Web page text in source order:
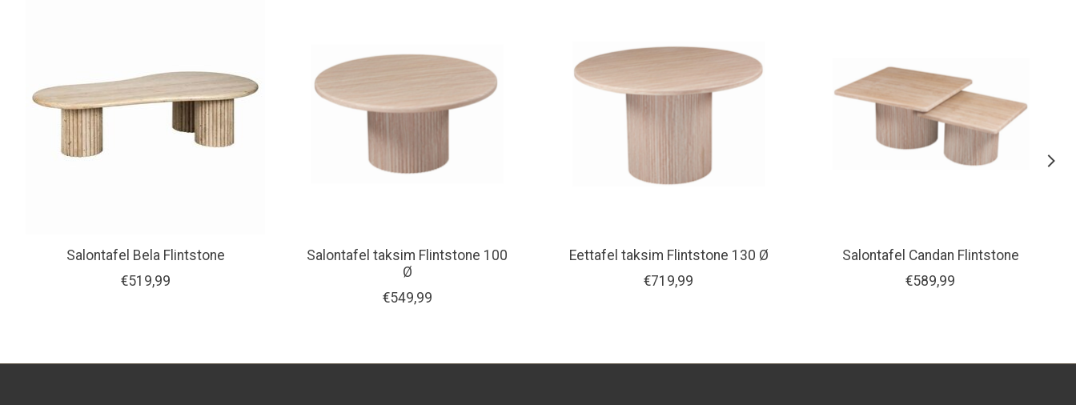
Salontafel Bela Flintstone
€519,99
Salontafel taksim Flintstone 100
Ø
€549,99
Eettafel taksim Flintstone 130 Ø
€719,99
Salontafel Candan Flintstone
€589,99